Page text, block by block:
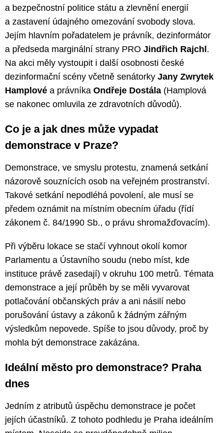
a bezpečnostní politice státu a zlevnění energií
a zastavení údajného omezování svobody slova.
Jejím hlavním pořadatelem je právník, dezinformátor
a předseda marginální strany PRO Jindřich Rajchl .
Na akci měly vystoupit i další osobnosti české
dezinformační scény včetně senátorky Jany Zwrytek
Hamplové a právníka Ondřeje Dostála (Hamplová
se nakonec omluvila ze zdravotních důvodů).
Co je a jak dnes může vypadat
demonstrace v Praze?
Demonstrace, ve smyslu protestu, znamená setkání
názorově souznících osob na veřejném prostranství.
Takové setkání nepodléhá povolení, ale musí se
předem oznámit na místním obecním úřadu (řídí
zákonem č. 84/1990 Sb., o právu shromažďovacím).
Při výběru lokace se stačí vyhnout okolí komor
Parlamentu a Ústavního soudu (nebo míst, kde
instituce právě zasedají) v okruhu 100 metrů. Témata
demonstrace a její průběh by se měli vyvarovat
potlačování občanských práv a ani násilí nebo
porušování ústavy a zákonů k žádným zářným
výsledkům nepovede. Spíše to jsou důvody, proč by
mohla být demonstrace zakázána.
Ideální město pro demonstrace? Praha
dnes
Jedním z atributů úspěchu demonstrace je počet
jejích účastníků. Z tohoto podhledu je Praha ideálním